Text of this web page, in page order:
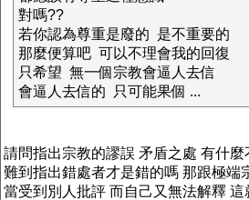
對嗎??
若你認為尊重是廢的 是不重要的
那麼便算吧 可以不理會我的回復
只希望 無一個宗教會逼人去信
會逼人去信的 只可能果個 ...
請問指出宗教的謬誤 矛盾之處 有什
難到指出錯處者才是錯的嗎 那跟極端
當受到別人批評 而自己又無法解釋